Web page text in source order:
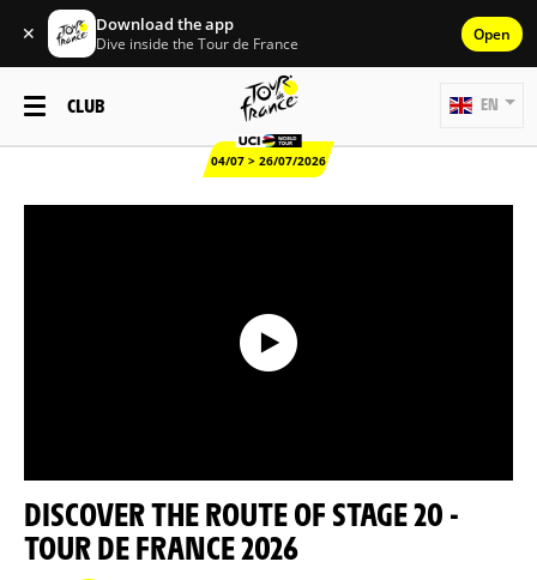
✕ Download the app
Dive inside the Tour de France Open
CLUB
04/07 > 26/07/2026
EN
DISCOVER THE ROUTE OF STAGE 20 -
TOUR DE FRANCE 2026